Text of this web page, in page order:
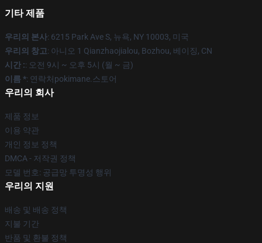
기타 제품
우리의 본사: 6215 Park Ave S, 뉴욕, NY 10003, 미국
우리의 창고: 아니오 1 Qianzhaojialou, Bozhou, 베이징, CN
시간 :: 오전 9시 ~ 오후 5시 (월 ~ 금)
이름 *: 연락처pokimane.스토어
우리의 회사
제품 정보
이용 약관
개인 정보 정책
DMCA - 저작권 정책
모델 번호: 공급망 투명성 행위
우리의 지원
배송 및 배송 정책
지불 기간
반품 및 환불 정책